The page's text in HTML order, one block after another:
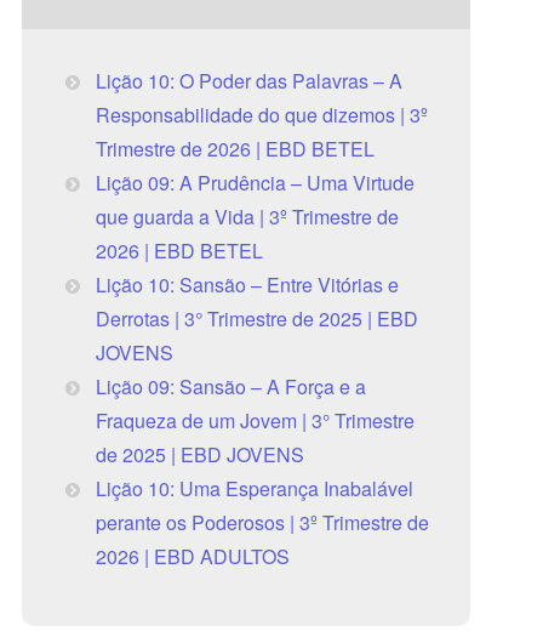
Lição 10: O Poder das Palavras – A
Responsabilidade do que dizemos | 3º
Trimestre de 2026 | EBD BETEL
Lição 09: A Prudência – Uma Virtude
que guarda a Vida | 3º Trimestre de
2026 | EBD BETEL
Lição 10: Sansão – Entre Vitórias e
Derrotas | 3° Trimestre de 2025 | EBD
JOVENS
Lição 09: Sansão – A Força e a
Fraqueza de um Jovem | 3° Trimestre
de 2025 | EBD JOVENS
Lição 10: Uma Esperança Inabalável
perante os Poderosos | 3º Trimestre de
2026 | EBD ADULTOS